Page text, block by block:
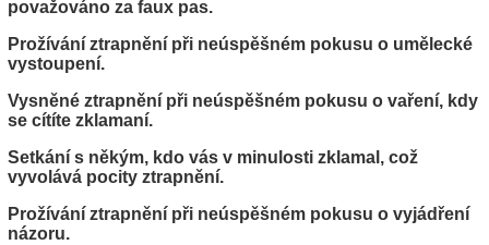
považováno za faux pas.
Prožívání ztrapnění při neúspěšném pokusu o umělecké
vystoupení.
Vysněné ztrapnění při neúspěšném pokusu o vaření, kdy
se cítíte zklamaní.
Setkání s někým, kdo vás v minulosti zklamal, což
vyvolává pocity ztrapnění.
Prožívání ztrapnění při neúspěšném pokusu o vyjádření
názoru.